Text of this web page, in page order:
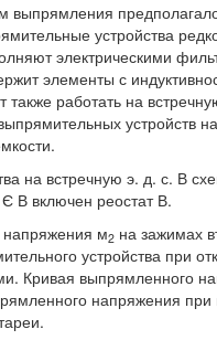
устройства
электрическими
элементы с
также работать на
устройств
на встречную э. д. с. В
В включен реостат В.
напряжения м2 на зажимах
устройства при
Кривая выпрямленного
напряжения при